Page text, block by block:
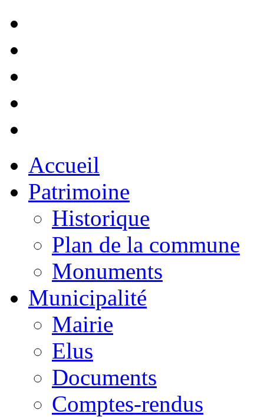
Accueil
Patrimoine
Historique
Plan de la commune
Monuments
Municipalité
Mairie
Elus
Documents
Comptes-rendus